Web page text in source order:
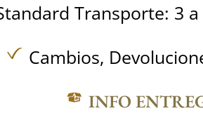
Transporte: 3
Cambios,
INFO